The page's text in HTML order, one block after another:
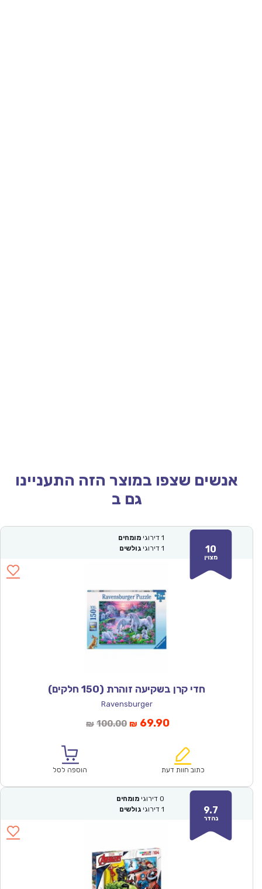
אנשים שצפו במוצר הזה התעניינו
גם ב
10
מצוין
1 דירוגי מומחים
1 דירוגי גולשים
חדי קרן בשקיעה זוהרת (150 חלקים)
Ravensburger
₪ 100.00המחיר
₪100.00.
₪ 69.90המחיר
הוא:
כתוב חוות דעת הוספה לסל
9.7
נהדר
0 דירוגי מומחים
1 דירוגי גולשים